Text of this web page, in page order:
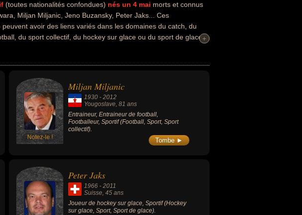
(toutes nationalités confondues) nés un 4 mai morts et connus
Miljan Miljanic, Jeno Buzansky, Peter Jaks... Ces
avoir des liens variés dans les domaines du catch, du
du sport collectif, du hockey sur glace ou du sport de glace.
morts, ils peuvent avoir été américain, yougoslave, hongrois
+
+
Notez-le !
Miljan Miljanic
1930 -2012
Yougoslave, 81 ans
Entraineur, Entraineur de football,
Footballeur, Sportif (Football, Sport, Sport
collectif).
Tombe ►
Peter Jaks
1966 -2011
Suisse, 45 ans
Joueur de hockey sur glace, Sportif (Hockey
sur glace, Sport, Sport de glace).